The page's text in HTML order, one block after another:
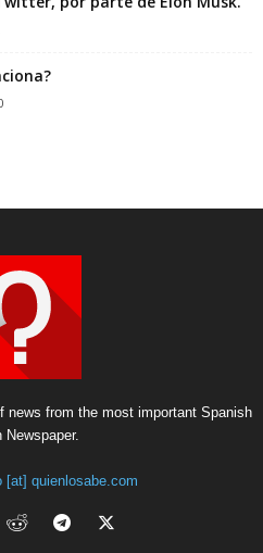
news from the most important Spanish
Newspaper.
[at] quienlosabe.com